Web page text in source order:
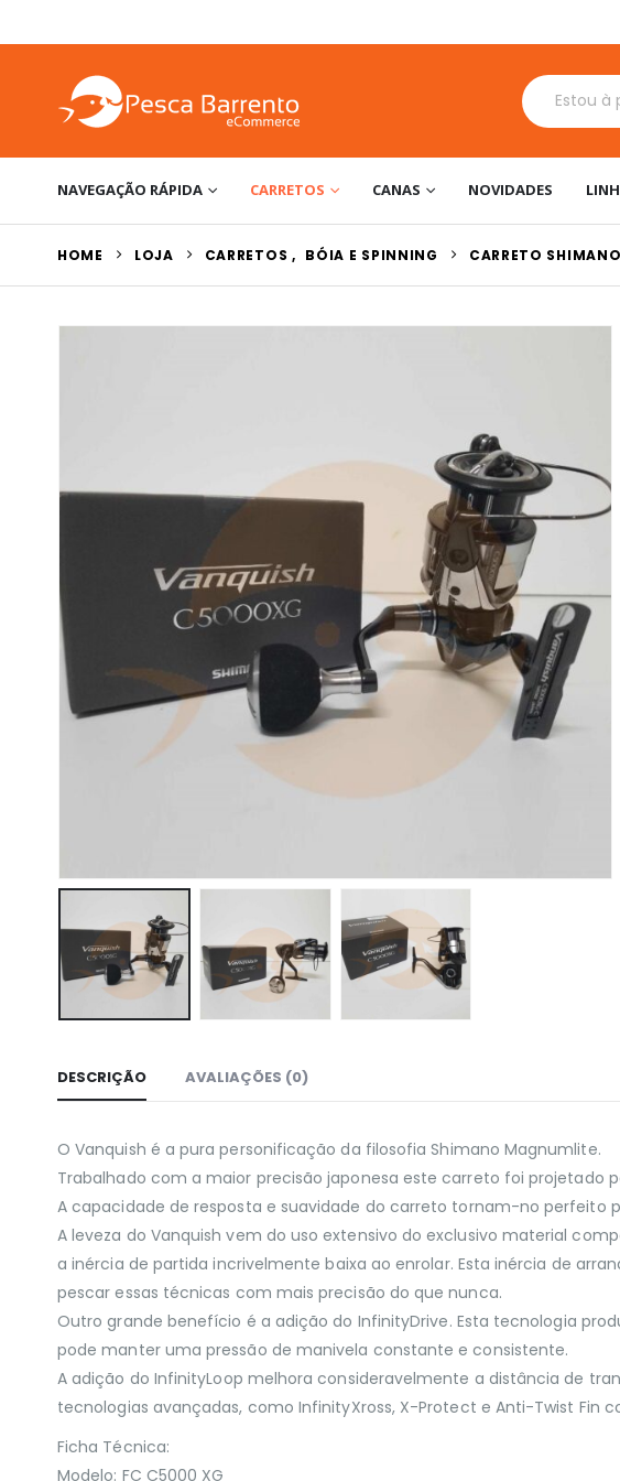
NAVEGAÇÃO RÁPIDA CARRETOS CANAS NOVIDADES
HOME LOJA CARRETOS , BÓIA E SPINNING CARRETO
DESCRIÇÃO AVALIAÇÕES (0)
O Vanquish é a pura personificação da filosofia Shimano Magnumlite.
Trabalhado com a maior precisão japonesa este carreto foi projetado
A capacidade de resposta e suavidade do carreto tornam-no perfeito
A leveza do Vanquish vem do uso extensivo do exclusivo material
a inércia de partida incrivelmente baixa ao enrolar. Esta inércia de
pescar essas técnicas com mais precisão do que nunca.
Outro grande benefício é a adição do InfinityDrive. Esta tecnologia
pode manter uma pressão de manivela constante e consistente.
A adição do InfinityLoop melhora consideravelmente a distância de
tecnologias avançadas, como InfinityXross, X-Protect e Anti-Twist
Ficha Técnica:
Modelo: FC C5000 XG